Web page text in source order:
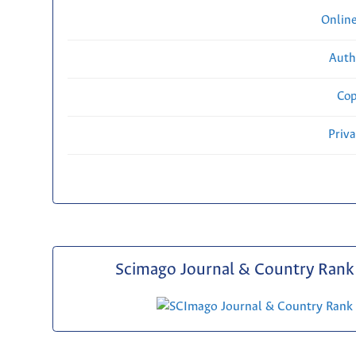
Scimago Journal & Country Rank